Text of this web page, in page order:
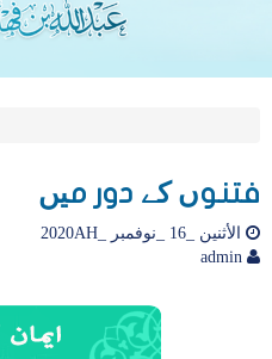
فتنوں کے دور میں
الأثنين _16 _نوفمبر _2020AH